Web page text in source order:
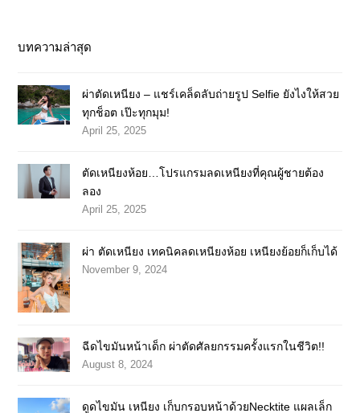
บทความล่าสุด
ผ่าตัดเหนียง – แชร์เคล็ดลับถ่ายรูป Selfie ยังไงให้สวย
ทุกช็อต เป๊ะทุกมุม!
April 25, 2025
ตัดเหนียงห้อย…โปรแกรมลดเหนียงที่คุณผู้ชายต้อง
ลอง
April 25, 2025
ผ่า ตัดเหนียง เทคนิคลดเหนียงห้อย เหนียงย้อยก็เก็บได้
November 9, 2024
ฉีดไขมันหน้าเด็ก ผ่าตัดศัลยกรรมครั้งแรกในชีวิต!!
August 8, 2024
ดูดไขมัน เหนียง เก็บกรอบหน้าด้วยNecktite แผลเล็ก